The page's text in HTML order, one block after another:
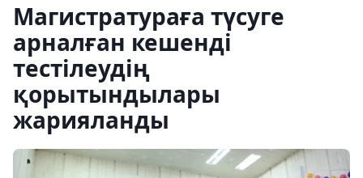
Магистратураға түсуге
арналған кешенді
тестілеудің
қорытындылары
жарияланды